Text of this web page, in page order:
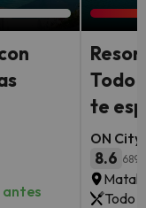
antes
Todo
te
ON City
8.6 689
Todo